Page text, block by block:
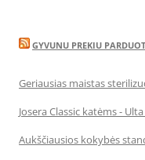
GYVUNU PREKIU
Geriausias maistas
Josera Classic katėms -
Aukščiausios kokybės